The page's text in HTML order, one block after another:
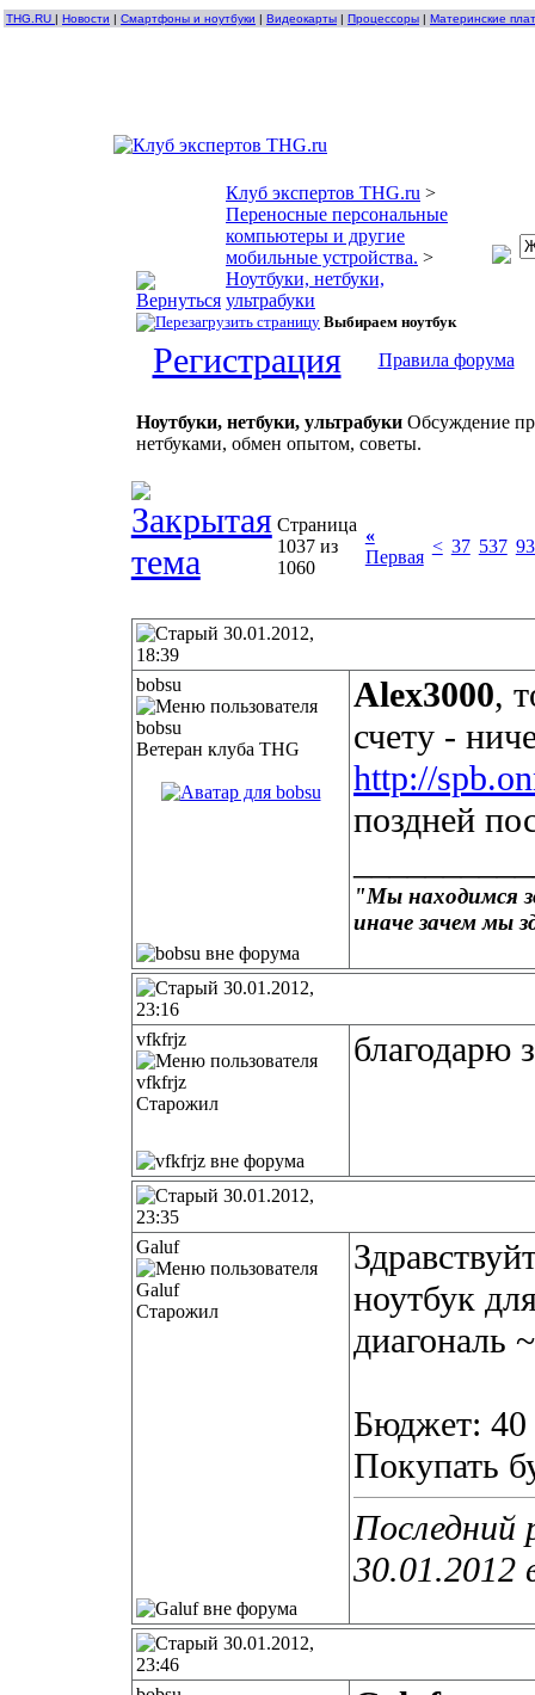
THG.RU | Новости | Смартфоны и ноутбуки | Видеокарты | Процессоры | Материнские
Клуб экспертов THG.ru >
Переносные персональные
компьютеры и другие
мобильные устройства. >
Ноутбуки, нетбуки,
ультрабуки
Выбираем ноутбук
Регистрация Правила форума
Ноутбуки, нетбуки, ультрабуки Обсуждение
нетбуками, обмен опытом, советы.
Страница
1037 из
1060
«
Первая
< 37 537
30.01.2012,
18:39
bobsu
Ветеран клуба THG
Alex3000,
счету -
http://
поздней
"Мы находимся
иначе зачем мы
30.01.2012,
23:16
vfkfrjz
Старожил
благодарю
30.01.2012,
23:35
Galuf
Старожил
ноутбук
диагональ
Бюджет: 40
Покупать
Последний
30.01.2012
30.01.2012,
23:46